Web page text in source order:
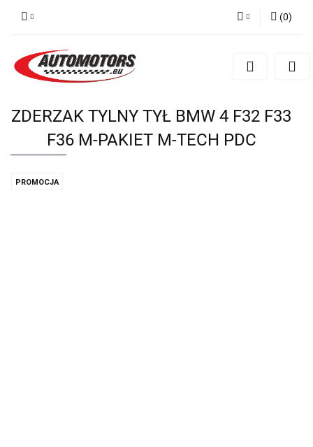
Zarejestruj się
(0)
ZDERZAK TYLNY TYŁ BMW 4 F32 F33
F36 M-PAKIET M-TECH PDC
PROMOCJA